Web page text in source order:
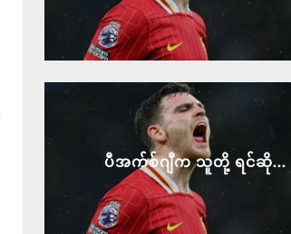
ပီအက်စ်ဂျီက သူတို့ ရင်ဆို...